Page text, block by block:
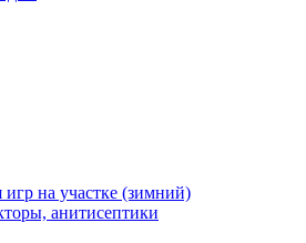
на участке (зимний)
анитисептики